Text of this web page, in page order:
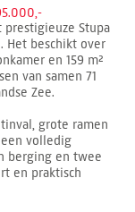
Stupa
Het beschikt over
en 159 m²
van samen 71
Zee.
grote ramen
volledig
berging en twee
en praktisch